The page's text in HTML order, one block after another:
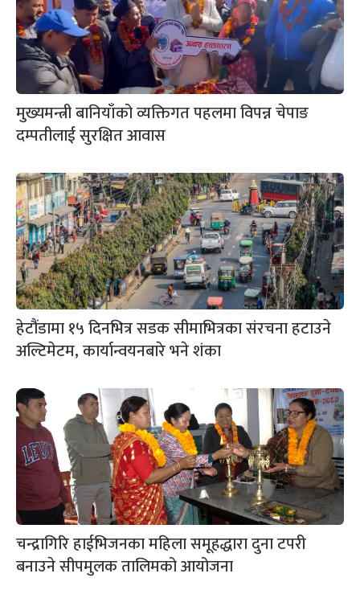
मुख्यमन्त्री बानियाँको व्यक्तिगत पहलमा विपन्न चेपाङ
दम्पतीलाई सुरक्षित आवास
हेटौंडामा १५ दिनभित्र सडक सीमाभित्रका संरचना हटाउने
अल्टिमेटम, कार्यान्वयनबारे भने शंका
चन्द्रागिरि हाईभिजनका महिला समूहद्धारा दुना टपरी
बनाउने सीपमुलक तालिमको आयोजना